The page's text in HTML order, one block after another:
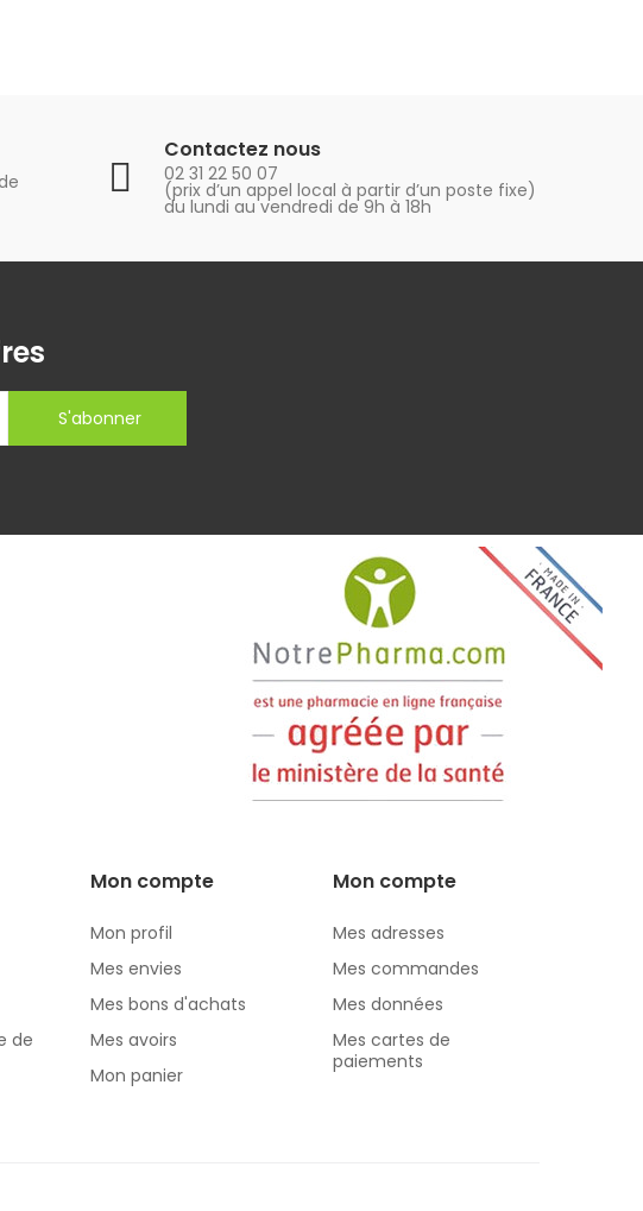
Contactez nous
02 31 22 50 07
(prix d’un appel local à partir d’un poste fixe)
du lundi au vendredi de 9h à 18h
S'abonner
de
Mon compte
Mon profil
Mes envies
Mes bons d'achats
Mes avoirs
Mon panier
Mon compte
Mes adresses
Mes commandes
Mes données
Mes cartes de
paiements